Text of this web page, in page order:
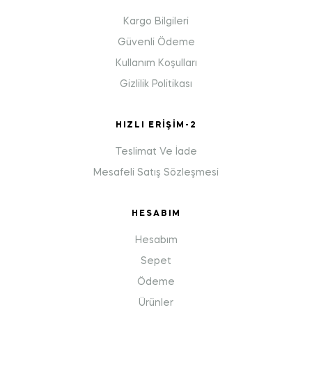
Kargo Bilgileri
Güvenli Ödeme
Kullanım Koşulları
Gizlilik Politikası
HIZLI ERIŞIM-2
Teslimat Ve İade
Mesafeli Satış Sözleşmesi
HESABIM
Hesabım
Sepet
Ödeme
Ürünler